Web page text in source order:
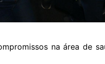
na área de